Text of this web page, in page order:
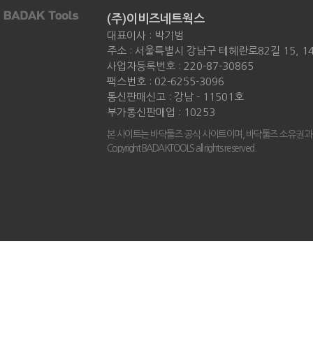
(주)이비즈네트웍스
대표이사 : 박기범
주소 : 서울특별시 강남구 테헤란로82길 15,
사업자등록번호 : 220-87-30865
팩스번호 : 02-6255-3096
통신판매신고 : 강남 - 11501호
부가통신판매업 : 10253
본 사이트는 바닥툴즈 공식 사이트이며, 바닥툴즈 소유권
Copyright BADAKTOOLS all rights reserved.